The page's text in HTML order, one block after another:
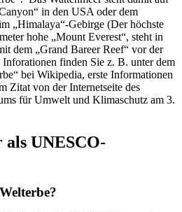
in den USA oder dem
„Himalaya“-Gebirge (Der höchste
hohe „Mount Everest“, steht in
dem „Grand Bareer Reef“ vor der
finden Sie z. B. unter dem
bei Wikipedia, erste Informationen
Zitat von der Internetseite des
für Umwelt und Klimaschutz am 3.
als UNESCO-